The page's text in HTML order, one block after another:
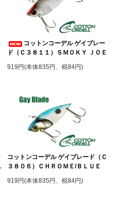
コットンコーデル ゲイブレー
ド（Ｃ３８１１）ＳＭＯＫＹ ＪＯＥ
919円(本体835円、税84円)
コットンコーデル ゲイブレード（Ｃ
３８０６）ＣＨＲＯＭＥ/ＢＬＵＥ
919円(本体835円、税84円)